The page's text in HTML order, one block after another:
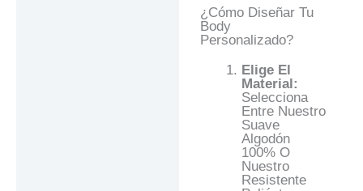
¿Cómo Diseñar Tu
Body
Personalizado?
Elige El
Material:
Selecciona
Entre Nuestro
Suave
Algodón
100% O
Nuestro
Resistente